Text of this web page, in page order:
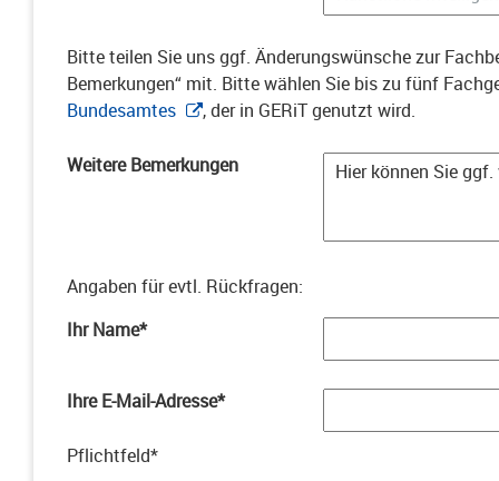
Bitte teilen Sie uns ggf. Änderungswünsche zur
Bemerkungen“ mit. Bitte wählen Sie bis zu fünf
Bundesamtes
, der in GERiT genutzt wird.
Weitere Bemerkungen
Angaben für evtl. Rückfragen:
Ihr Name*
Ihre E-Mail-Adresse*
Pflichtfeld*